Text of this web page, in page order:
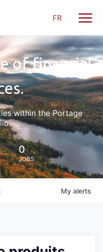
FR
of financial
within the Portage
0
JOBS
My alerts